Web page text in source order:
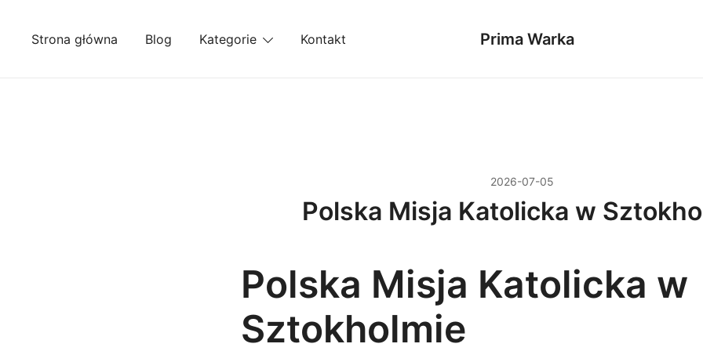
Strona główna Blog Kategorie Kontakt Prima Warka
2026-07-05
Polska Misja Katolicka w
Polska Misja Katolicka w
Sztokholmie